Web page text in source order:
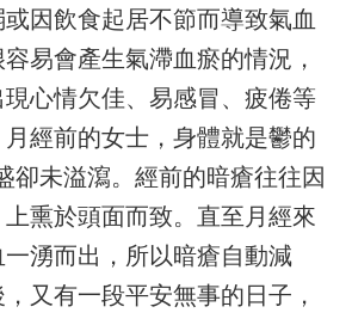
因飲食起居不節而導致氣血
易會產生氣滯血瘀的情況，
心情欠佳、易感冒、疲倦等
經前的女士，身體就是鬱的
卻未溢瀉。經前的暗瘡往往因
熏於頭面而致。直至月經來
湧而出，所以暗瘡自動減
又有一段平安無事的日子，